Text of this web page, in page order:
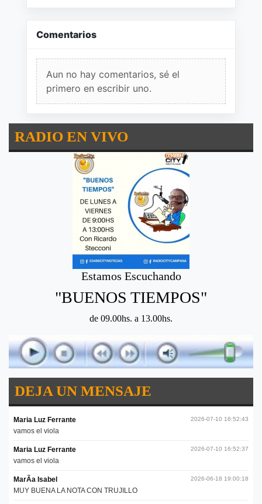
Comentarios
Aun no hay comentarios, sé el
primero en escribir uno.
RADIO EN VIVO
Estamos Escuchando
"BUENOS TIEMPOS"
de 09.00hs. a 13.00hs.
DEJA UN MENSAJE